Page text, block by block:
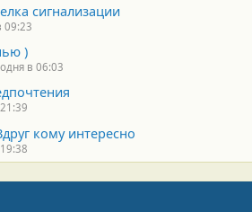
сигнализации
09:23
)
в 06:03
кому интересно